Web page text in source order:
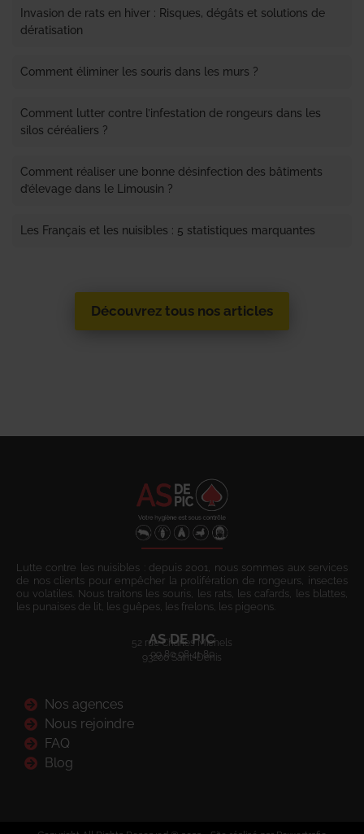
Invasion de rats en hiver : Risques, dégâts et solutions de
dératisation
Comment éliminer les souris dans les murs ?
Comment lutter contre l’infestation de rongeurs dans les
silos céréaliers ?
Comment réaliser une bonne désinfection des bâtiments
d’élevage dans le Limousin ?
Les Français et les nuisibles : 5 statistiques marquantes
Découvrez tous nos articles
Lutte contre les nuisibles : depuis 2001, nous sommes aux services
de nos clients pour empêcher la prolifération de rongeurs, insectes
ou volatiles. Nous traitons les souris, les rats, les cafards, les blattes,
les punaises de lit, les guêpes, les frelons, les pigeons.
AS DE PIC
52 rue Charles Michels
93200 Saint-Denis
09 80 08 41 80
Nos agences
Nous rejoindre
FAQ
Blog